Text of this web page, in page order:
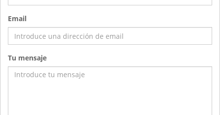
Email
Tu mensaje